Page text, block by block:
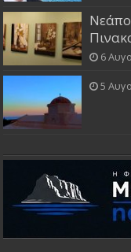
6
5